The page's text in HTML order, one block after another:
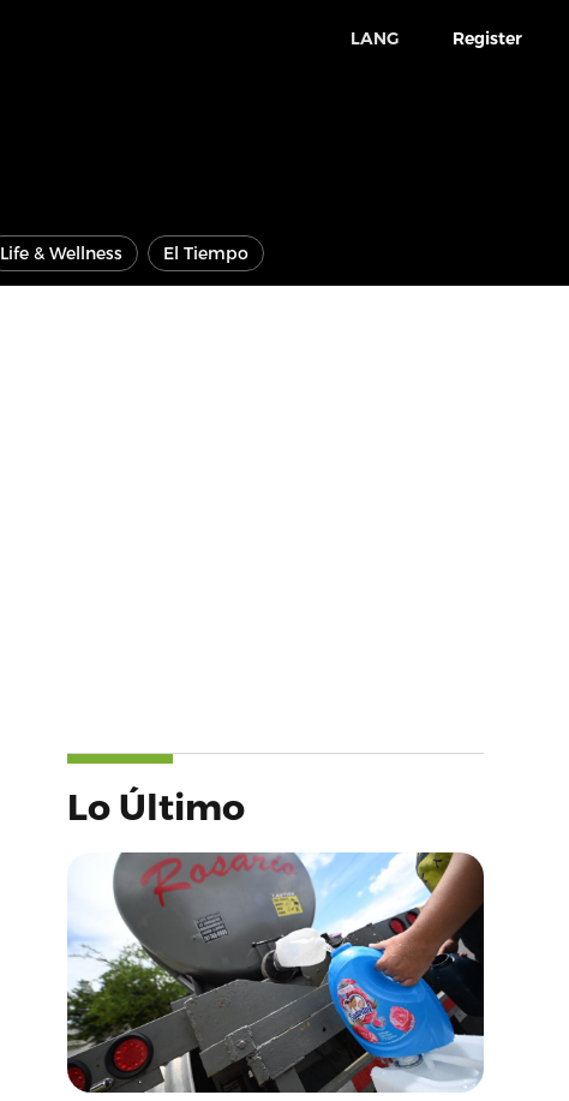
LANG Register
Life & Wellness El Tiempo
Lo Último